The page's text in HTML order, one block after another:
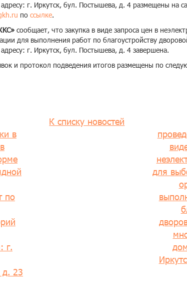
г. Иркутск, бул. Постышева, д. 4 размещены на
по ссылке.
сообщает, что закупка в виде запроса цен в
для выполнения работ по благоустройству
г. Иркутск, бул. Постышева, д. 4 завершена.
и протокол подведения итогов размещены по
в
по
г.
23
К списку новостей
для